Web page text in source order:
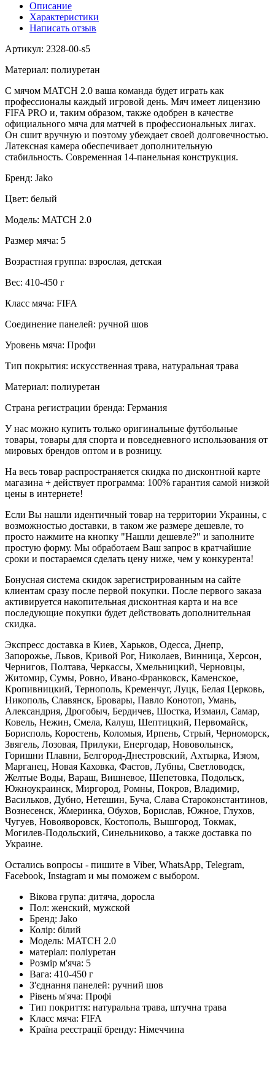
Описание
Характеристики
Написать отзыв
Артикул: 2328-00-s5
Материал: полиуретан
С мячом MATCH 2.0 ваша команда будет играть как
профессионалы каждый игровой день. Мяч имеет лицензию
FIFA PRO и, таким образом, также одобрен в качестве
официального мяча для матчей в профессиональных лигах.
Он сшит вручную и поэтому убеждает своей долговечностью.
Латексная камера обеспечивает дополнительную
стабильность. Современная 14-панельная конструкция.
Бренд: Jako
Цвет: белый
Модель: MATCH 2.0
Размер мяча: 5
Возрастная группа: взрослая, детская
Вес: 410-450 г
Класс мяча: FIFA
Соединение панелей: ручной шов
Уровень мяча: Профи
Тип покрытия: искусственная трава, натуральная трава
Материал: полиуретан
Страна регистрации бренда: Германия
У нас можно купить только оригинальные футбольные
товары, товары для спорта и повседневного использования от
мировых брендов оптом и в розницу.
На весь товар распространяется скидка по дисконтной карте
магазина + действует программа: 100% гарантия самой низкой
цены в интернете!
Если Вы нашли идентичный товар на территории Украины, с
возможностью доставки, в таком же размере дешевле, то
просто нажмите на кнопку "Нашли дешевле?" и заполните
простую форму. Мы обработаем Ваш запрос в кратчайшие
сроки и постараемся сделать цену ниже, чем у конкурента!
Бонусная система скидок зарегистрированным на сайте
клиентам сразу после первой покупки. После первого заказа
активируется накопительная дисконтная карта и на все
последующие покупки будет действовать дополнительная
скидка.
Экспресс доставка в Киев, Харьков, Одесса, Днепр,
Запорожье, Львов, Кривой Рог, Николаев, Винница, Херсон,
Чернигов, Полтава, Черкассы, Хмельницкий, Черновцы,
Житомир, Сумы, Ровно, Ивано-Франковск, Каменское,
Кропивницкий, Тернополь, Кременчуг, Луцк, Белая Церковь,
Никополь, Славянск, Бровары, Павло Конотоп, Умань,
Александрия, Дрогобыч, Бердичев, Шостка, Измаил, Самар,
Ковель, Нежин, Смела, Калуш, Шептицкий, Первомайск,
Борисполь, Коростень, Коломыя, Ирпень, Стрый, Черноморск,
Звягель, Лозовая, Прилуки, Енергодар, Нововолынск,
Горишни Плавни, Белгород-Днестровский, Ахтырка, Изюм,
Марганец, Новая Каховка, Фастов, Лубны, Светловодск,
Желтые Воды, Вараш, Вишневое, Шепетовка, Подольск,
Южноукраинск, Миргород, Ромны, Покров, Владимир,
Васильков, Дубно, Нетешин, Буча, Слава Староконстантинов,
Вознесенск, Жмеринка, Обухов, Борислав, Южное, Глухов,
Чугуев, Новояворовск, Костополь, Вышгород, Токмак,
Могилев-Подольский, Синельниково, а также доставка по
Украине.
Остались вопросы - пишите в Viber, WhatsApp, Telegram,
Facebook, Instagram и мы поможем с выбором.
Вікова група: дитяча, доросла
Пол: женский, мужской
Бренд: Jako
Колір: білий
Модель: MATCH 2.0
матеріал: поліуретан
Розмір м'яча: 5
Вага: 410-450 г
З'єднання панелей: ручний шов
Рівень м'яча: Профі
Тип покриття: натуральна трава, штучна трава
Класс мяча: FIFA
Країна реєстрації бренду: Німеччина